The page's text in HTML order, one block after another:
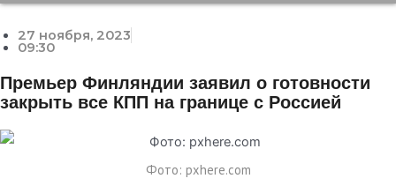
27 ноября, 2023
09:30
Премьер Финляндии заявил о готовности
закрыть все КПП на границе с Россией
Фото: pxhere.com